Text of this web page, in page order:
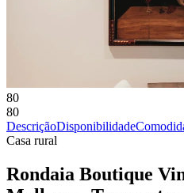
80
80
DescriçãoDisponibilidade
Casa rural
Rondaia Boutique